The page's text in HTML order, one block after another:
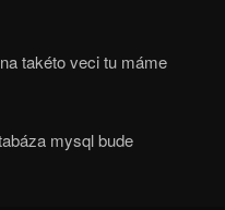
takéto veci tu máme
mysql bude